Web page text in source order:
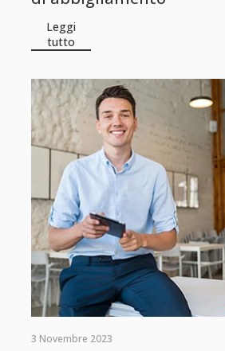
Leggi
tutto
3 Novembre 2023